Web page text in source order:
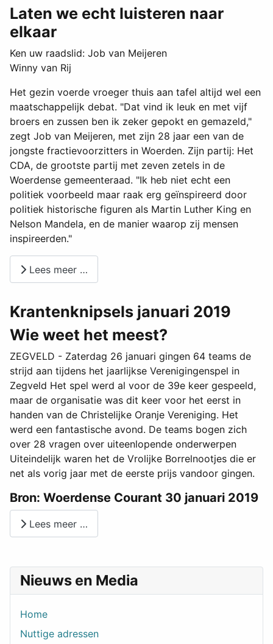
Nieuws en Media
Home
Nuttige adressen
Laten we echt luisteren naar
elkaar
Ken uw raadslid: Job van Meijeren
Winny van Rij
Het gezin voerde vroeger thuis aan tafel altijd wel een
maatschappelijk debat. "Dat vind ik leuk en met vijf
broers en zussen ben ik zeker gepokt en gemazeld,"
zegt Job van Meijeren, met zijn 28 jaar een van de
jongste fractievoorzitters in Woerden. Zijn partij: Het
CDA, de grootste partij met zeven zetels in de
Woerdense gemeenteraad. "Ik heb niet echt een
politiek voorbeeld maar raak erg geïnspireerd door
politiek historische figuren als Martin Luther King en
Nelson Mandela, en de manier waarop zij mensen
inspireerden."
Lees meer …
Krantenknipsels januari 2019
Wie weet het meest?
ZEGVELD - Zaterdag 26 januari gingen 64 teams de
strijd aan tijdens het jaarlijkse Verenigingenspel in
Zegveld Het spel werd al voor de 39e keer gespeeld,
maar de organisatie was dit keer voor het eerst in
handen van de Christelijke Oranje Vereniging. Het
werd een fantastische avond. De teams bogen zich
over 28 vragen over uiteenlopende onderwerpen
Uiteindelijk waren het de Vrolijke Borrelnootjes die er
net als vorig jaar met de eerste prijs vandoor gingen.
Bron: Woerdense Courant 30 januari 2019
Lees meer …